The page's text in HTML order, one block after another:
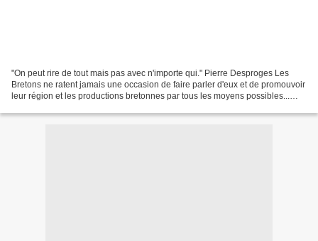
"On peut rire de tout mais pas avec n'importe qui." Pierre Desproges Les
Bretons ne ratent jamais une occasion de faire parler d'eux et de promouvoir
leur région et les productions bretonnes par tous les moyens possibles...